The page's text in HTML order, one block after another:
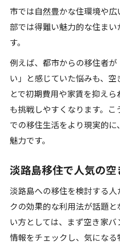
市では自然豊かな住環境や
部では得難い魅力的な住まい
す。
例えば、都市からの移住者
い」と感じていた悩みも、
とで初期費用や家賃を抑えら
も挑戦しやすくなります。
での移住生活をより現実的
魅力です。
淡路島移住で人気の
淡路島への移住を検討する
クの効果的な利用法が話題と
い方としては、まず空き家
情報をチェックし、気にな